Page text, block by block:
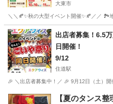
大東市
＼＼🍂✨秋の大型イベント開催✨🍂／／
大阪 大東市 フリーマーケット
出店者募集！6.5
日開催！
9/12
住道駅
🎉 ＼出店者募集中！／ 🎉 9月12日（土）
大阪 大東市 住道駅 フリーマ
【夏のタンス